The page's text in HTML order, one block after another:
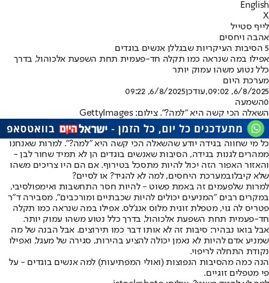
English
X
לייף סטייל
אהבה ויחסים
5 הסיבות העיקריות שבגללן אנשים בוגדים
אפילו במה שנראה כמו תקלה חד-פעמית תחת השפעת אלכוהול, בדרך
כלל נטוע משהו עמוק יותר
מערכת היום
6/8/2025, 09:02
,עודכן6/8/2025, 09:22
0השמעה
השאלה הכי קשה היא "למה?". צילום: GettyImages
כל מי שחווה בגידה יודע שהשאלה הכי קשה היא "למה?". למרות שאנחנו
ממהרים לגנות בגידה, הסיבות שאנשים בוגדים הן לא תמיד שחור לבן -
והאזור האפור הזה יכול להיות מתסכל בטירוף. אם הם היו צריכים משהו
שלא קיבלובמערכת היחסים, למה לא להגיד? או לסיים?
למרות שלפעמים זה באמת פשוט - להיות חסר התחשבות ואימפולסיבי,
במקרים רבים "המניעים יכולים להיות שכבתיים ומורכבים", מסבירה ד"ר
פטריס לה גוי, מטפלת זוגית מלוס אנג'לס. אפילו במה שנראה כמו תקלה
חד-פעמית תחת השפעת אלכוהול, בדרך כלל נטוע משהו עמוק יותר.
אבל בואו נבהיר: סיבות זה לא אותו דבר כמו תירוצים. אבל הבנה של מה
שמניע אדם להיות לא נאמן יכולה להציע בהירות, סגירה של מעגל, ואפילו
נקודת התחלה לריפוי.
הנה כמה מהסיבות הנפוצות (ואולי המפתיעות) למה אנשים בוגדים - על
פי מטפלים זוגיים.